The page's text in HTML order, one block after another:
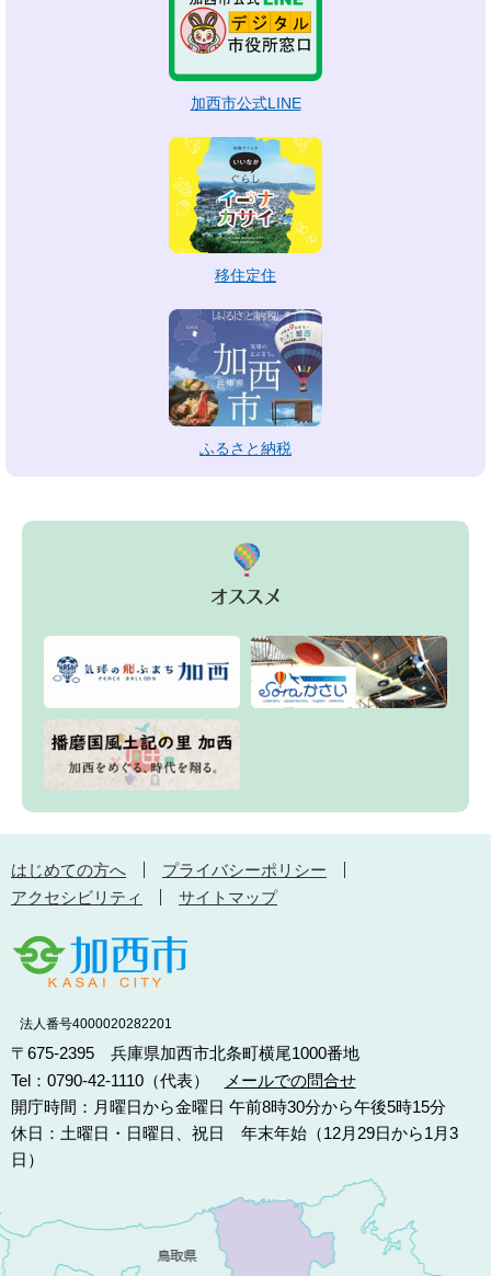
加西市公式LINE
移住定住
ふるさと納税
はじめての方へ
プライバシーポリシー
アクセシビリティ
サイトマップ
法人番号4000020282201
〒675-2395 兵庫県加西市北条町横尾1000番地
Tel：0790-42-1110（代表）
メールでの問合せ
開庁時間：月曜日から金曜日 午前8時30分から午後5時15分
休日：土曜日・日曜日、祝日 年末年始（12月29日から1月3
日）